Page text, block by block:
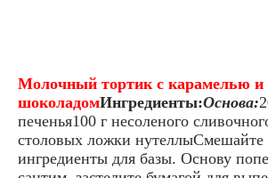
Молочный тортик с карамелью и
шоколадомИнгредиенты:Основа:
печенья100 г несоленого
столовых ложки нутеллыСмешайте
ингредиенты для базы. Основу